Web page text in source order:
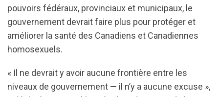
pouvoirs fédéraux, provinciaux et municipaux, le
gouvernement devrait faire plus pour protéger et
améliorer la santé des Canadiens et Canadiennes
homosexuels.
« Il ne devrait y avoir aucune frontière entre les
niveaux de gouvernement — il n’y a aucune excuse »,